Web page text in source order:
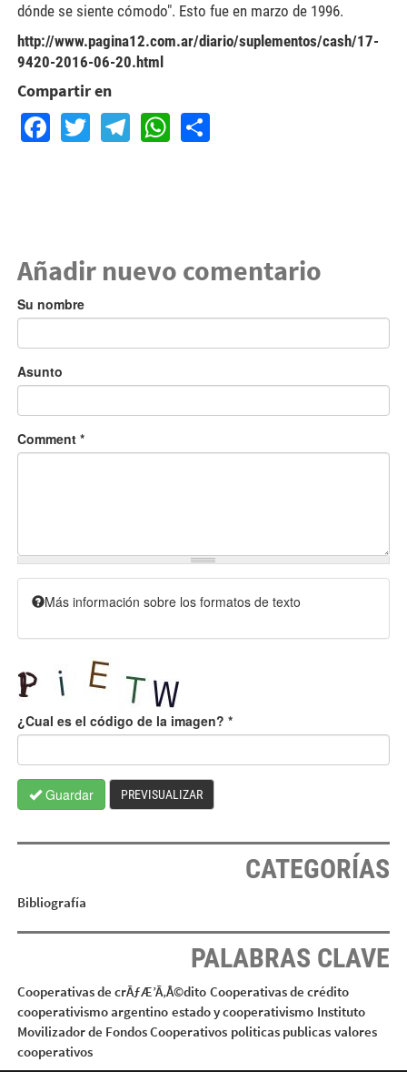
dónde se siente cómodo". Esto fue en marzo de 1996.
http://www.pagina12.com.ar/diario/suplementos/cash/17-
9420-2016-06-20.html
Compartir en
Facebook
TwitterTelegram
WhatsApp
Share
Añadir nuevo comentario
Su nombre
Asunto
Comment *
Más información sobre los formatos de texto
¿Cual es el código de la imagen? *
Guardar PREVISUALIZAR
CATEGORÍAS
Bibliografía
PALABRAS CLAVE
Cooperativas de crÃƒÆ’Ã‚Â©dito Cooperativas de crédito
cooperativismo argentino estado y cooperativismo Instituto
Movilizador de Fondos Cooperativos politicas publicas valores
cooperativos